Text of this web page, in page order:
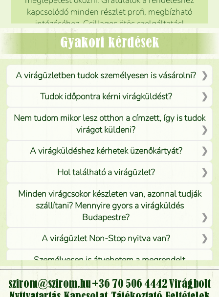
kapcsolódó minden részlet profi, megbízható
intézéséhez. Csillagos ötös szolgáltatás!
Mónika
Gyakori kérdések
A virágüzletben tudok személyesen is vásárolni?
Tudok időpontra kérni virágküldést?
Nem tudom mikor lesz otthon a címzett, így is tudok
virágot küldeni?
A virágküldéshez kérhetek üzenőkártyát?
Hol található a virágüzlet?
Minden virágcsokor készleten van, azonnal tudják
szállítani? Mennyire gyors a virágküldés
Budapestre?
A virágüzlet Non-Stop nyitva van?
Személyesen is átvehetem a megrendelt
virágcsokrot, vagy csak virágküldéssel, kiszállítással
kérhető?
szirom@szirom.hu +36 70 506 4442 Virágbolt